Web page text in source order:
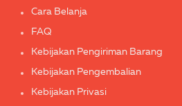
Cara Belanja
FAQ
Kebijakan Pengiriman Barang
Kebijakan Pengembalian
Kebijakan Privasi